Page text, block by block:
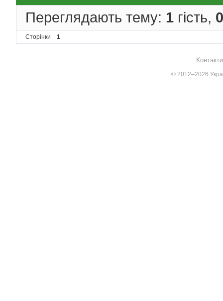
Переглядають тему: 1 гість, 0
Сторінки 1
© 2012–2026